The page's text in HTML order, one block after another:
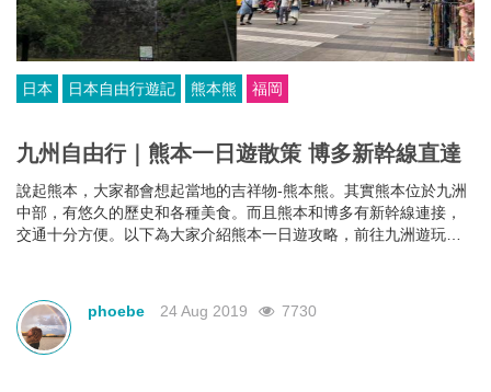
日本 日本自由行遊記 熊本熊 福岡
九州自由行｜熊本一日遊散策 博多新幹線直達
說起熊本，大家都會想起當地的吉祥物-熊本熊。其實熊本位於九洲
中部，有悠久的歷史和各種美食。而且熊本和博多有新幹線連接，
交通十分方便。以下為大家介紹熊本一日遊攻略，前往九洲遊玩的
phoebe 24 Aug 2019 7730